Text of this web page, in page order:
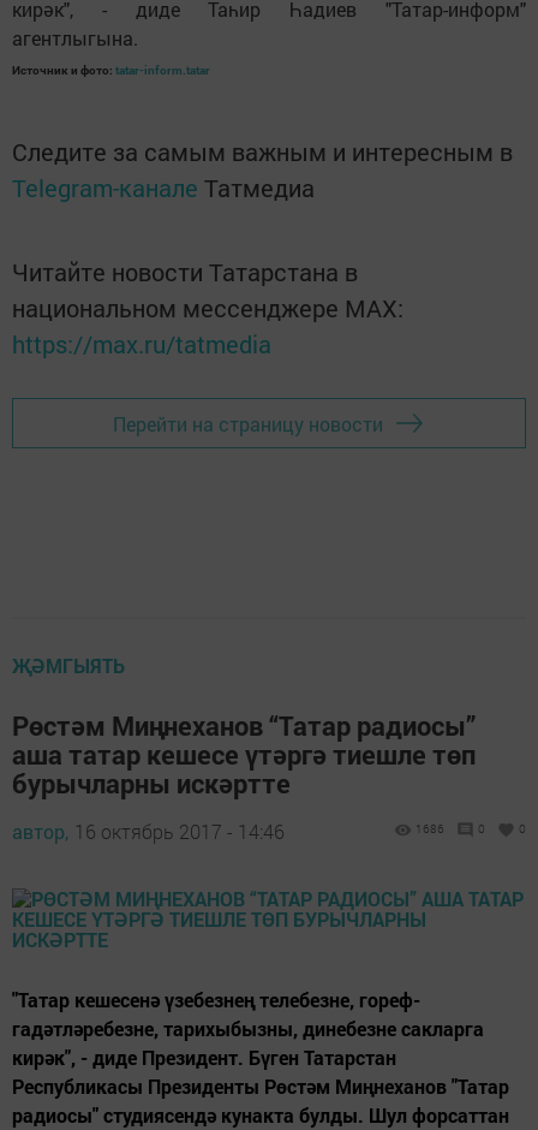
кирәк", - диде Таһир Һадиев "Татар-информ"
агентлыгына.
Источник и фото: tatar-inform.tatar
Следите за самым важным и интересным в
Telegram-канале Татмедиа
Читайте новости Татарстана в
национальном мессенджере MАХ:
https://max.ru/tatmedia
Перейти на страницу новости
ҖӘМГЫЯТЬ
Рөстәм Миңнеханов “Татар радиосы”
аша татар кешесе үтәргә тиешле төп
бурычларны искәртте
автор, 16 октябрь 2017 - 14:46 1686 0 0
"Татар кешесенә үзебезнең телебезне, гореф-
гадәтләребезне, тарихыбызны, динебезне сакларга
кирәк", - диде Президент. Бүген Татарстан
Республикасы Президенты Рөстәм Миңнеханов "Татар
радиосы" студиясендә кунакта булды. Шул форсаттан